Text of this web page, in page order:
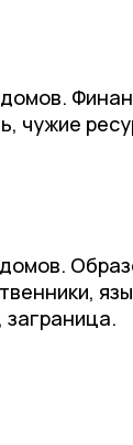
чужие
заграница.